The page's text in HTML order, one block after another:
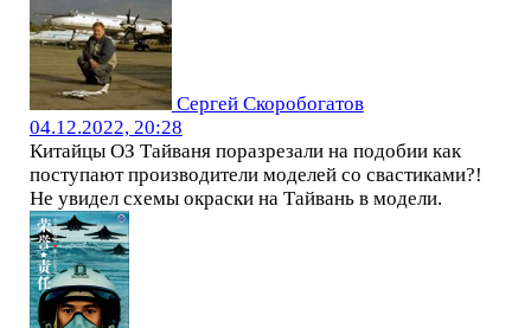
Сергей Скоробогатов
04.12.2022, 20:28
Китайцы ОЗ Тайваня поразрезали на подобии как
поступают производители моделей со свастиками?!
Не увидел схемы окраски на Тайвань в модели.